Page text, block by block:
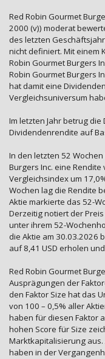
Red Robin Gourmet
2000 (v)) moderat
des letzten
nicht definiert. Mit einem
Robin Gourmet Burgers
Robin Gourmet Burgers
hat damit eine
Vergleichsuniversum
Im letzten Jahr betrug die
Dividendenrendite auf
In den letzten 52
Burgers Inc. eine
Vergleichsindex um
Wochen lag die Rendite
Aktie markierte das 52-
Derzeitig notiert der Preis
unter ihrem 52-
die Aktie am 30.03.2026
auf 8,41 USD erholen
Red Robin Gourmet
Ausprägungen der
den Faktor Size hat das
von 100 – 0,5% aller
haben für diesen Faktor
hohen Score für Size
Marktkapitalisierung
haben in der